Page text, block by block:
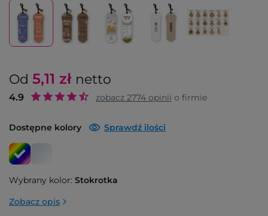
Od 5,11 zł netto
4.9 zobacz 2774 opinii o firmie
Dostępne kolory Sprawdź ilości
Wybrany kolor: Stokrotka
Zobacz opis